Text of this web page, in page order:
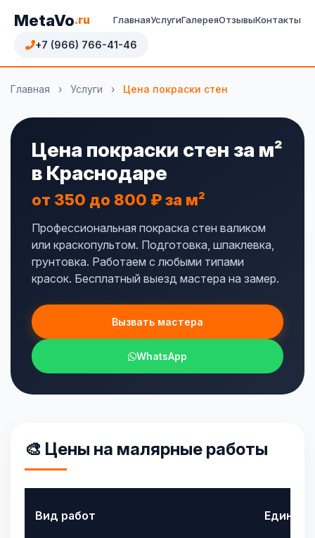
MetaVo.ru ГлавнаяУслугиГалереяОтзывыКонтакты
+7 (966) 766-41-46
Главная › Услуги › Цена покраски стен
Цена покраски стен за м²
в Краснодаре
от 350 до 800 ₽ за м²
Профессиональная покраска стен валиком
или краскопультом. Подготовка, шпаклевка,
грунтовка. Работаем с любыми типами
красок. Бесплатный выезд мастера на замер.
Вызвать мастера
WhatsApp
🎨 Цены на малярные работы
Вид работ Единица